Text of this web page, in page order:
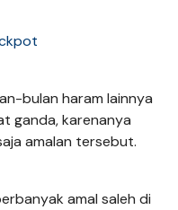
bulan haram lainnya
ganda, karenanya
amalan tersebut.
amal saleh di